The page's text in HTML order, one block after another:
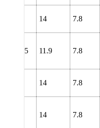
14 7.8
133.5 11.9 7.8
14 7.8
14 7.8